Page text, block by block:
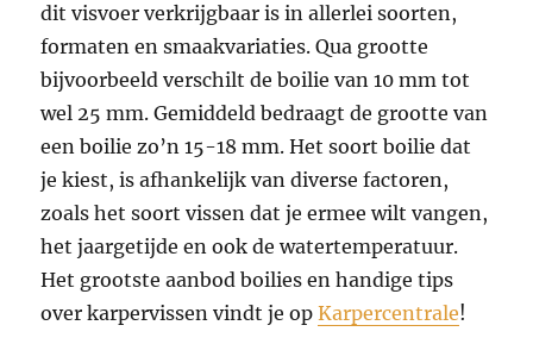
dit visvoer verkrijgbaar is in allerlei soorten,
formaten en smaakvariaties. Qua grootte
bijvoorbeeld verschilt de boilie van 10 mm tot
wel 25 mm. Gemiddeld bedraagt de grootte van
een boilie zo’n 15-18 mm. Het soort boilie dat
je kiest, is afhankelijk van diverse factoren,
zoals het soort vissen dat je ermee wilt vangen,
het jaargetijde en ook de watertemperatuur.
Het grootste aanbod boilies en handige tips
over karpervissen vindt je opKarpercentrale!